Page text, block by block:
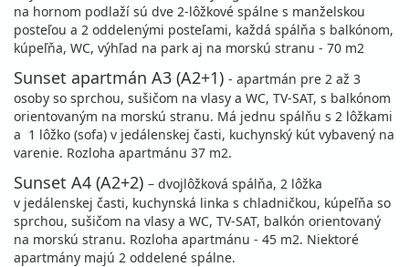
na hornom podlaží sú dve 2-lôžkové spálne s manželskou
posteľou a 2 oddelenými posteľami, každá spálňa s balkónom,
kúpeľňa, WC, výhľad na park aj na morskú stranu - 70 m2
Sunset apartmán A3 (A2+1) - apartmán pre 2 až 3
osoby so sprchou, sušičom na vlasy a WC, TV-SAT, s balkónom
orientovaným na morskú stranu. Má jednu spálňu s 2 lôžkami
a 1 lôžko (sofa) v jedálenskej časti, kuchynský kút vybavený na
varenie. Rozloha apartmánu 37 m2.
Sunset A4 (A2+2) – dvojlôžková spálňa, 2 lôžka
v jedálenskej časti, kuchynská linka s chladničkou, kúpeľňa so
sprchou, sušičom na vlasy a WC, TV-SAT, balkón orientovaný
na morskú stranu. Rozloha apartmánu - 45 m2. Niektoré
apartmány majú 2 oddelené spálne.